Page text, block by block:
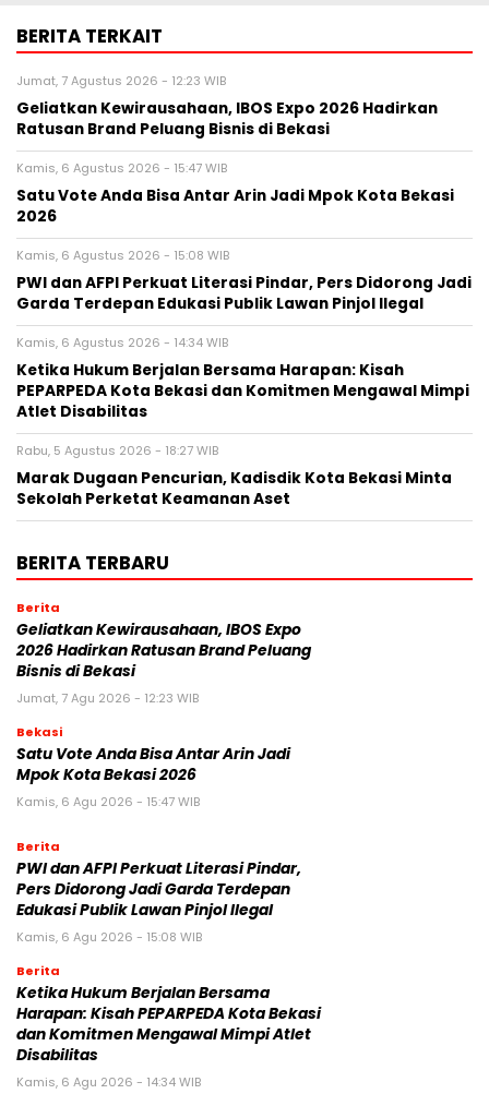
BERITA TERKAIT
Jumat, 7 Agustus 2026 - 12:23 WIB
‎Geliatkan Kewirausahaan, IBOS Expo 2026 Hadirkan
Ratusan Brand Peluang Bisnis di Bekasi
Kamis, 6 Agustus 2026 - 15:47 WIB
Satu Vote Anda Bisa Antar Arin Jadi Mpok Kota Bekasi
2026
Kamis, 6 Agustus 2026 - 15:08 WIB
PWI dan AFPI Perkuat Literasi Pindar, Pers Didorong Jadi
Garda Terdepan Edukasi Publik Lawan Pinjol Ilegal
Kamis, 6 Agustus 2026 - 14:34 WIB
Ketika Hukum Berjalan Bersama Harapan: Kisah
PEPARPEDA Kota Bekasi dan Komitmen Mengawal Mimpi
Atlet Disabilitas
Rabu, 5 Agustus 2026 - 18:27 WIB
‎Marak Dugaan Pencurian, Kadisdik Kota Bekasi Minta
Sekolah Perketat Keamanan Aset
BERITA TERBARU
Berita
‎Geliatkan Kewirausahaan, IBOS Expo
2026 Hadirkan Ratusan Brand Peluang
Bisnis di Bekasi
Jumat, 7 Agu 2026 - 12:23 WIB
Bekasi
Satu Vote Anda Bisa Antar Arin Jadi
Mpok Kota Bekasi 2026
Kamis, 6 Agu 2026 - 15:47 WIB
Berita
PWI dan AFPI Perkuat Literasi Pindar,
Pers Didorong Jadi Garda Terdepan
Edukasi Publik Lawan Pinjol Ilegal
Kamis, 6 Agu 2026 - 15:08 WIB
Berita
Ketika Hukum Berjalan Bersama
Harapan: Kisah PEPARPEDA Kota Bekasi
dan Komitmen Mengawal Mimpi Atlet
Disabilitas
Kamis, 6 Agu 2026 - 14:34 WIB